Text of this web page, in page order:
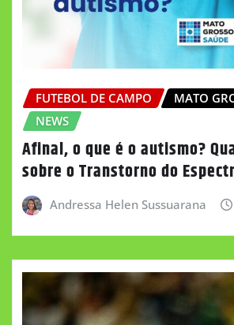
FUTEBOL DE CAMPO
MATO
NEWS
Afinal, o que é o autismo?
sobre o Transtorno do
Andressa Helen Sussuarana